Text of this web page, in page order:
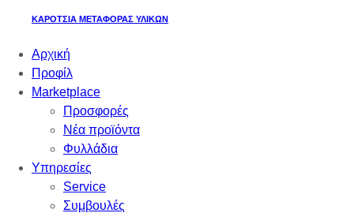
ΚΑΡΟΤΣΙΑ ΜΕΤΑΦΟΡΑΣ ΥΛΙΚΩΝ
Αρχική
Προφίλ
Marketplace
Προσφορές
Νέα προϊόντα
Φυλλάδια
Υπηρεσίες
Service
Συμβουλές